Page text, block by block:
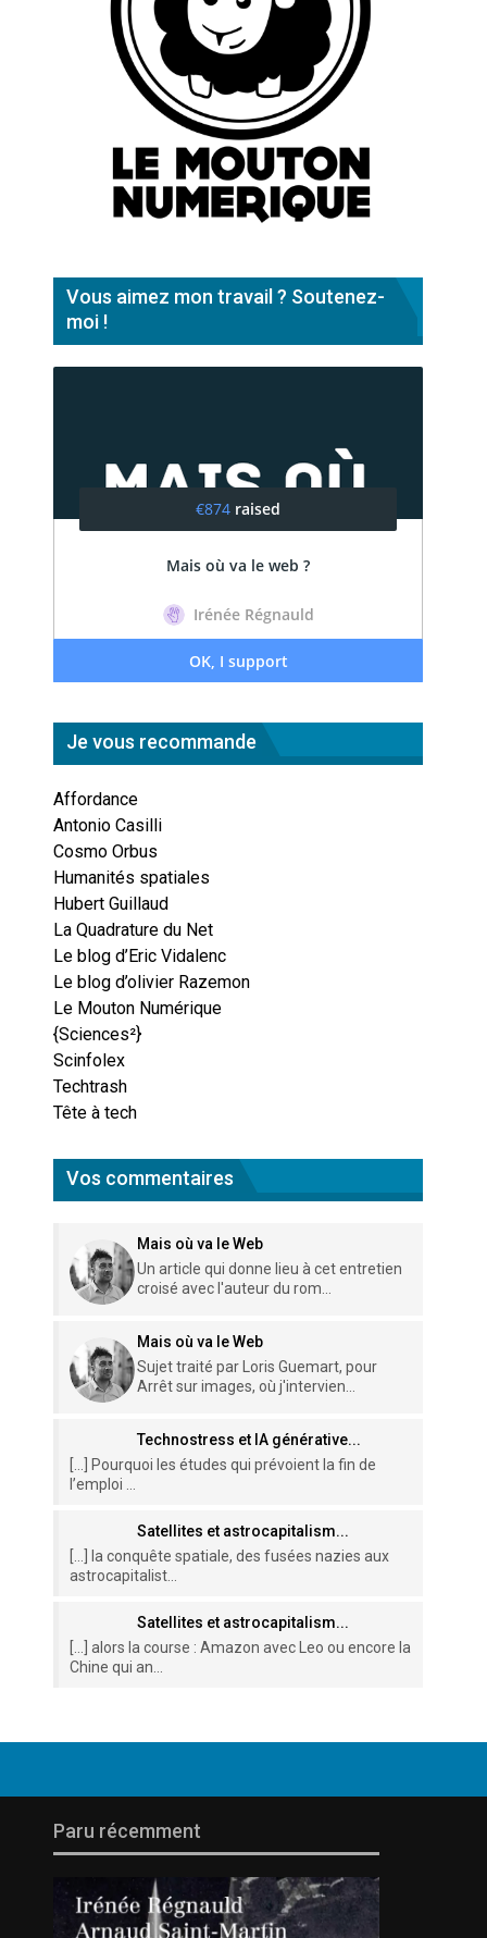
Vous aimez mon travail ? Soutenez-
moi !
Je vous recommande
Affordance
Antonio Casilli
Cosmo Orbus
Humanités spatiales
Hubert Guillaud
La Quadrature du Net
Le blog d’Eric Vidalenc
Le blog d’olivier Razemon
Le Mouton Numérique
{Sciences²}
Scinfolex
Techtrash
Tête à tech
Vos commentaires
Mais où va le Web
Un article qui donne lieu à cet entretien
croisé avec l'auteur du rom...
Mais où va le Web
Sujet traité par Loris Guemart, pour
Arrêt sur images, où j'intervien...
Technostress et IA générative...
[…] Pourquoi les études qui prévoient la fin de
l’emploi ...
Satellites et astrocapitalism...
[…] la conquête spatiale, des fusées nazies aux
astrocapitalist...
Satellites et astrocapitalism...
[…] alors la course : Amazon avec Leo ou encore la
Chine qui an...
Paru récemment